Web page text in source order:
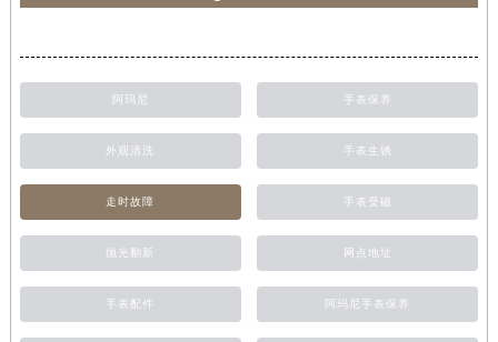
阿玛尼 手表保养
外观清洗 手表生锈
走时故障 手表受磁
抛光翻新 网点地址
手表配件 阿玛尼手表保养